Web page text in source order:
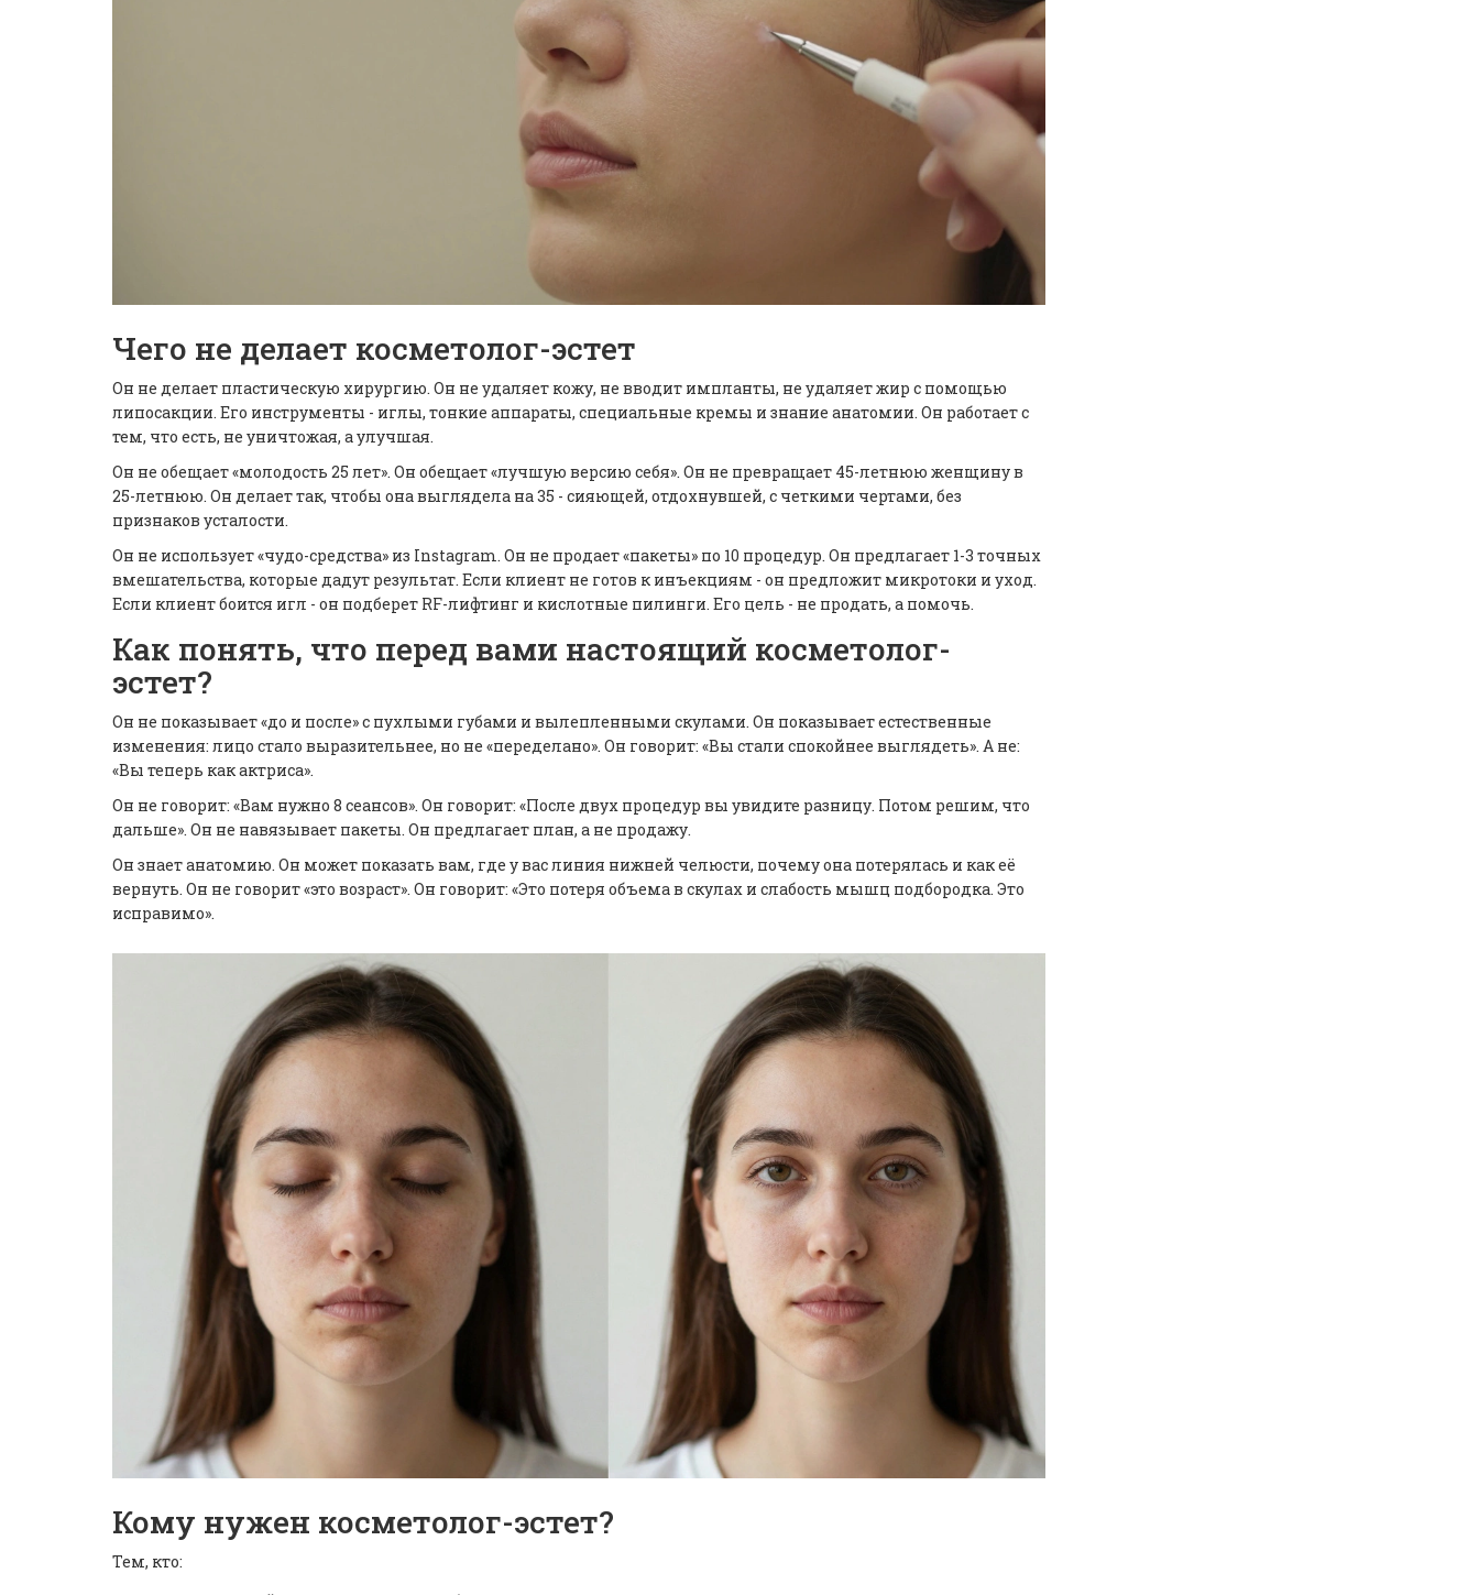
Чего не делает косметолог-эстет
Он не делает пластическую хирургию. Он не удаляет кожу, не вводит импланты, не удаляет жир с помощью
липосакции. Его инструменты - иглы, тонкие аппараты, специальные кремы и знание анатомии. Он работает с
тем, что есть, не уничтожая, а улучшая.
Он не обещает «молодость 25 лет». Он обещает «лучшую версию себя». Он не превращает 45-летнюю женщину в
25-летнюю. Он делает так, чтобы она выглядела на 35 - сияющей, отдохнувшей, с четкими чертами, без
признаков усталости.
Он не использует «чудо-средства» из Instagram. Он не продает «пакеты» по 10 процедур. Он предлагает 1-3 точных
вмешательства, которые дадут результат. Если клиент не готов к инъекциям - он предложит микротоки и уход.
Если клиент боится игл - он подберет RF-лифтинг и кислотные пилинги. Его цель - не продать, а помочь.
Как понять, что перед вами настоящий косметолог-
эстет?
Он не показывает «до и после» с пухлыми губами и вылепленными скулами. Он показывает естественные
изменения: лицо стало выразительнее, но не «переделано». Он говорит: «Вы стали спокойнее выглядеть». А не:
«Вы теперь как актриса».
Он не говорит: «Вам нужно 8 сеансов». Он говорит: «После двух процедур вы увидите разницу. Потом решим, что
дальше». Он не навязывает пакеты. Он предлагает план, а не продажу.
Он знает анатомию. Он может показать вам, где у вас линия нижней челюсти, почему она потерялась и как её
вернуть. Он не говорит «это возраст». Он говорит: «Это потеря объема в скулах и слабость мышц подбородка. Это
исправимо».
Кому нужен косметолог-эстет?
Тем, кто: